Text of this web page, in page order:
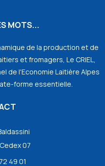
MOTS...
de la production et de
et fromagers, Le CRIEL,
de l'Economie Laitière Alpes
forme essentielle.
07
49 01